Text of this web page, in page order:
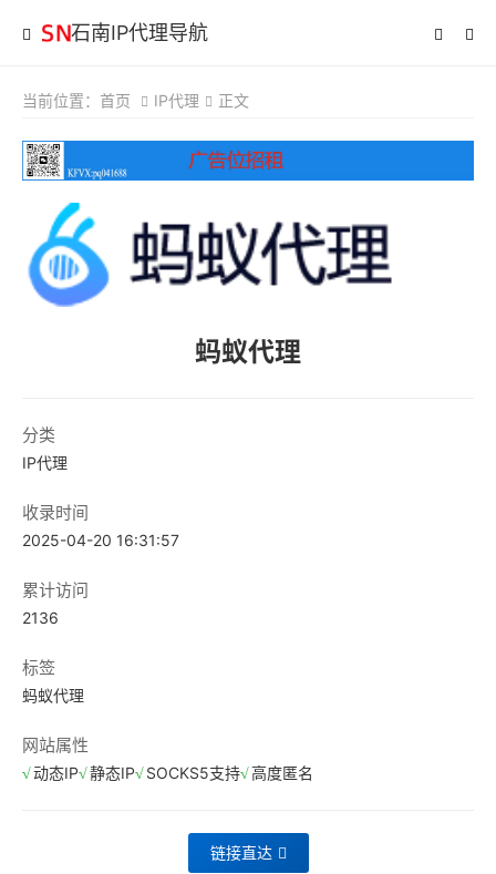
石南IP代理导航
当前位置： 首页 IP代理 正文
蚂蚁代理
分类
IP代理
收录时间
2025-04-20 16:31:57
累计访问
2136
标签
蚂蚁代理
网站属性
动态IP 静态IP SOCKS5支持 高度匿名
链接直达